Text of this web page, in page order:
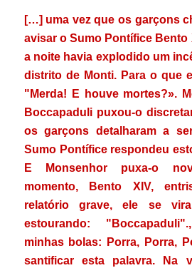
[…] uma vez que os garçons
avisar o Sumo Pontífice Bento
a noite havia explodido um
distrito de Monti. Para o que
"Merda! E houve mortes?».
Boccapaduli puxou-o
os garçons detalharam a
Sumo Pontífice respondeu
E Monsenhor puxa-o
momento, Bento XIV,
relatório grave, ele se
estourando:
minhas bolas: Porra, Porra,
santificar esta palavra. Na